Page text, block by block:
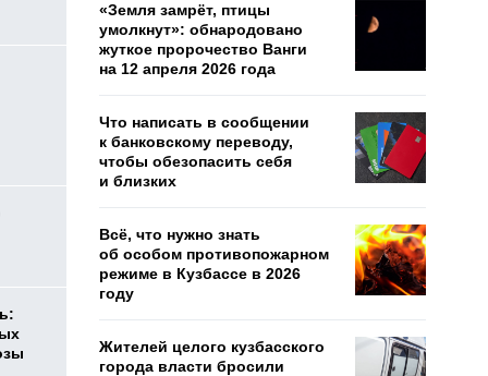
«Земля замрёт, птицы
умолкнут»: обнародовано
жуткое пророчество Ванги
на 12 апреля 2026 года
Что написать в сообщении
к банковскому переводу,
чтобы обезопасить себя
и близких
Всё, что нужно знать
об особом противопожарном
режиме в Кузбассе в 2026
году
Жителей целого кузбасского
города власти бросили